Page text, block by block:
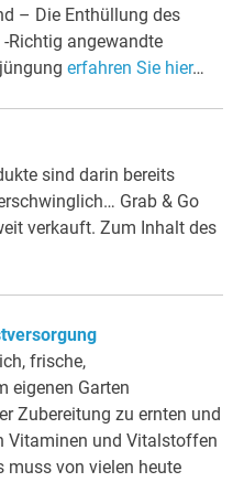
– Die Enthüllung des
Richtig angewandte
erfahren Sie hier…
sind darin bereits
Grab & Go
verkauft. Zum Inhalt des
frische,
eigenen Garten
Zubereitung zu ernten und
Vitaminen und Vitalstoffen
muss von vielen heute